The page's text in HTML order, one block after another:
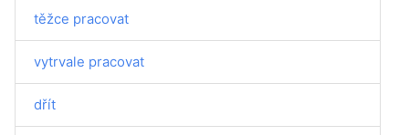
těžce pracovat
vytrvale pracovat
dřít